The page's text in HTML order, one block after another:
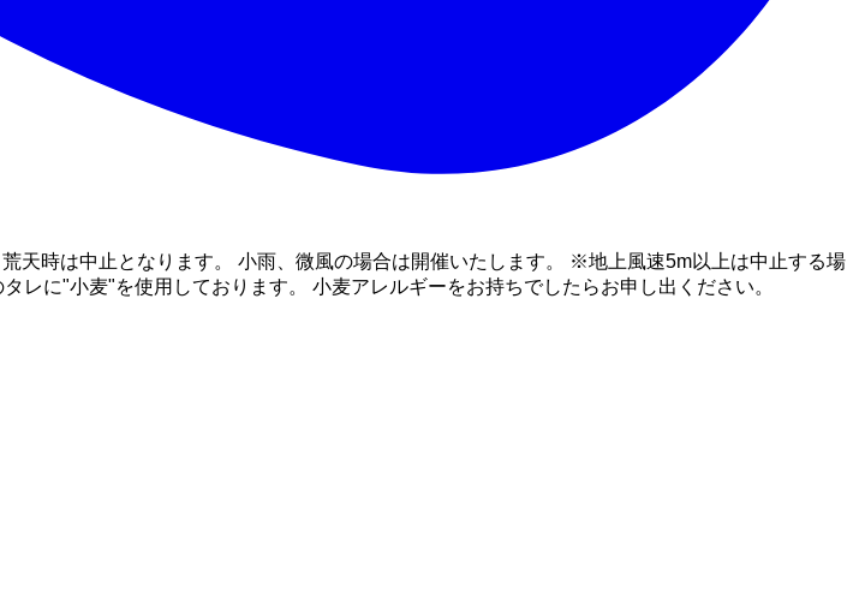
天時は中止となります。 小雨、微風の場合は開催いたします。 ※地上風速5m以上は中止する場
に"小麦"を使用しております。 小麦アレルギーをお持ちでしたらお申し出ください。